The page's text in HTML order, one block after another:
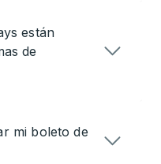
están
de
mi boleto de